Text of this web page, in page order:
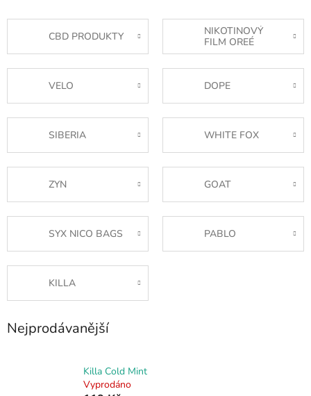
CBD PRODUKTY
NIKOTINOVÝ
FILM OREÉ
VELO DOPE
SIBERIA WHITE FOX
ZYN GOAT
SYX NICO BAGS PABLO
KILLA
Nejprodávanější
Killa Cold Mint
Vyprodáno